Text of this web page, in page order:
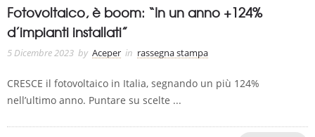
Fotovoltaico, è boom: “In un anno +124%
d’impianti installati”
5 Dicembre 2023 by Aceper in rassegna stampa
CRESCE il fotovoltaico in Italia, segnando un più 124%
nell’ultimo anno. Puntare su scelte ...